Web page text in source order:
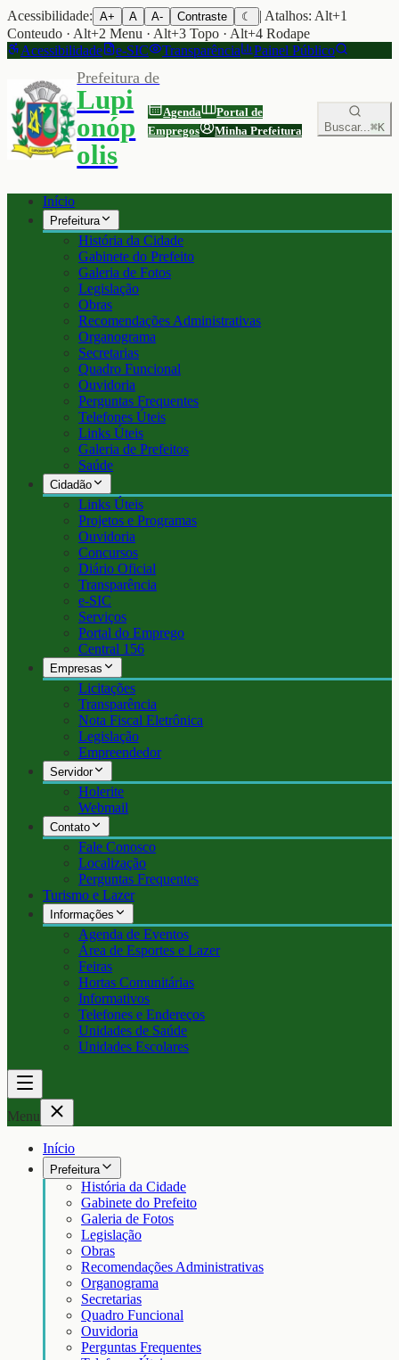
Acessibilidade: A+ A A- Contraste ☾
| Atalhos: Alt+1
Conteudo · Alt+2 Menu · Alt+3 Topo · Alt+4 Rodape
Acessibilidade
e-SIC Transparência Painel Público
Prefeitura de
Lupi
onóp
olis
Agenda
Portal de
Empregos
Minha Prefeitura Buscar...⌘K
Início
Prefeitura
História da Cidade
Gabinete do Prefeito
Galeria de Fotos
Legislação
Obras
Recomendações Administrativas
Organograma
Secretarias
Quadro Funcional
Ouvidoria
Perguntas Frequentes
Telefones Úteis
Links Úteis
Galeria de Prefeitos
Saúde
Cidadão
Links Úteis
Projetos e Programas
Ouvidoria
Concursos
Diário Oficial
Transparência
e-SIC
Serviços
Portal do Emprego
Central 156
Empresas
Licitações
Transparência
Nota Fiscal Eletrônica
Legislação
Empreendedor
Servidor
Holerite
Webmail
Contato
Fale Conosco
Localização
Perguntas Frequentes
Turismo e Lazer
Informações
Agenda de Eventos
Área de Esportes e Lazer
Feiras
Hortas Comunitárias
Informativos
Telefones e Endereços
Unidades de Saúde
Unidades Escolares
Menu
Início
Prefeitura
História da Cidade
Gabinete do Prefeito
Galeria de Fotos
Legislação
Obras
Recomendações Administrativas
Organograma
Secretarias
Quadro Funcional
Ouvidoria
Perguntas Frequentes